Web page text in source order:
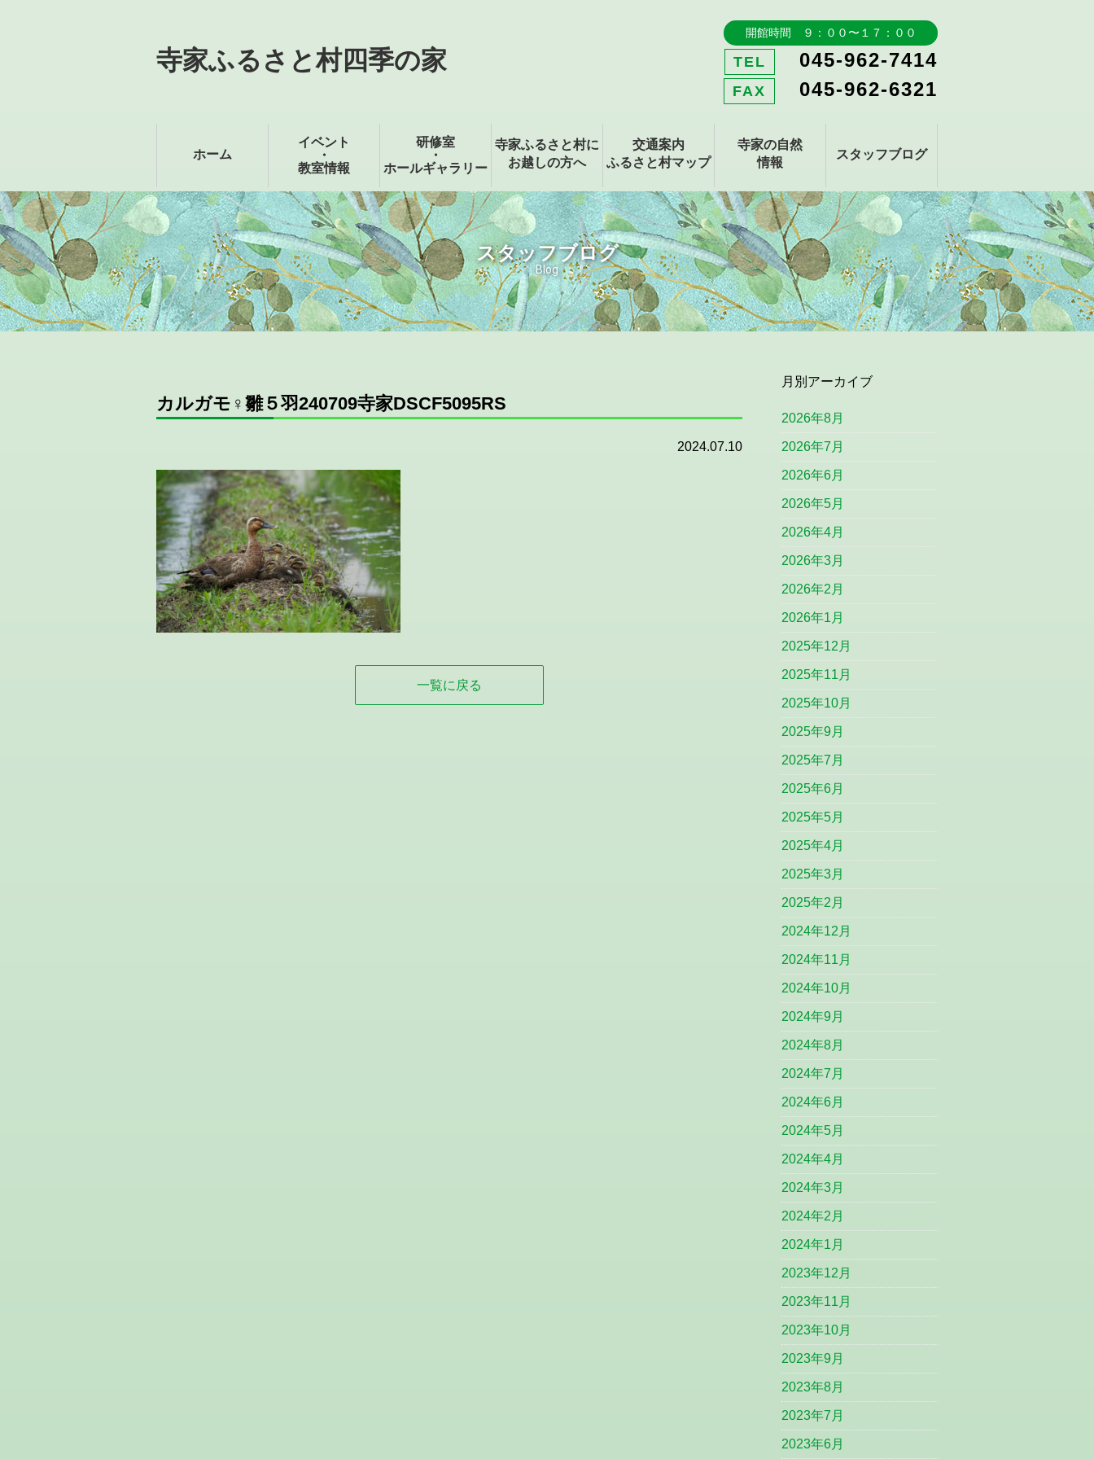
寺家ふるさと村四季の家
開館時間 ９：００〜１７：００
TEL 045-962-7414
FAX 045-962-6321
ホーム
イベント
・
教室情報
研修室
・
ホールギャラリー
寺家ふるさと村に
お越しの方へ
交通案内
ふるさと村マップ
寺家の自然
情報
スタッフブログ
スタッフブログ
Blog
カルガモ♀雛５羽240709寺家DSCF5095RS
2024.07.10
一覧に戻る
月別アーカイブ
2026年8月
2026年7月
2026年6月
2026年5月
2026年4月
2026年3月
2026年2月
2026年1月
2025年12月
2025年11月
2025年10月
2025年9月
2025年7月
2025年6月
2025年5月
2025年4月
2025年3月
2025年2月
2024年12月
2024年11月
2024年10月
2024年9月
2024年8月
2024年7月
2024年6月
2024年5月
2024年4月
2024年3月
2024年2月
2024年1月
2023年12月
2023年11月
2023年10月
2023年9月
2023年8月
2023年7月
2023年6月